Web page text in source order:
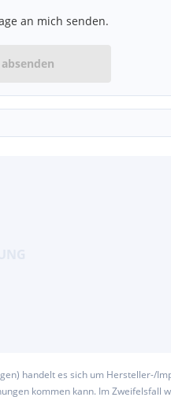
an mich senden.
handelt es sich um Hersteller-/
kommen kann. Im Zweifelsfall